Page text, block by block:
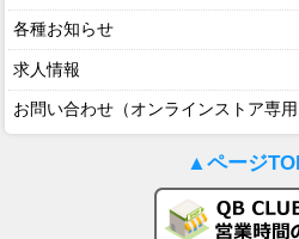
各種お知らせ
求人情報
お問い合わせ（オンラインストア専用
▲ページ